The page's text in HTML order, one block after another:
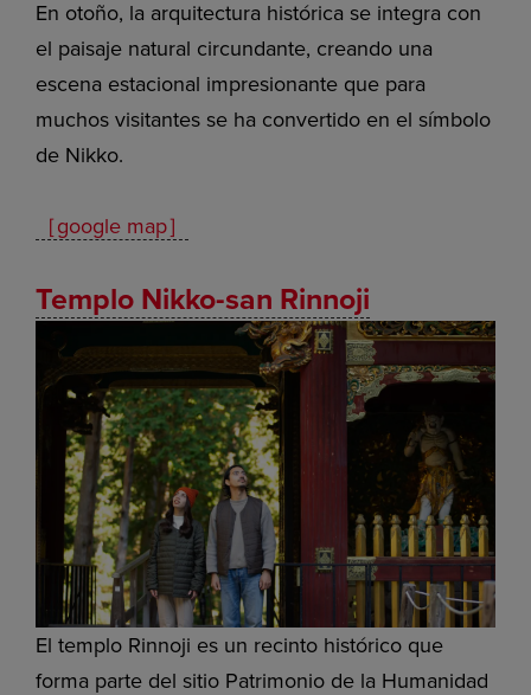
En otoño, la arquitectura histórica se integra con
el paisaje natural circundante, creando una
escena estacional impresionante que para
muchos visitantes se ha convertido en el símbolo
de Nikko.
［google map］
Templo Nikko-san Rinnoji
El templo Rinnoji es un recinto histórico que
forma parte del sitio Patrimonio de la Humanidad